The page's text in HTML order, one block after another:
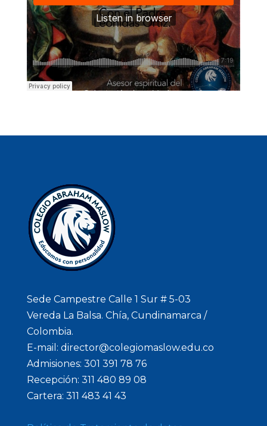
Sede Campestre Calle 1 Sur # 5-03
Vereda La Balsa. Chía, Cundinamarca /
Colombia.
E-mail: director@colegiomaslow.edu.co
Admisiones: 301 391 78 76
Recepción: 311 480 89 08
Cartera: 311 483 41 43